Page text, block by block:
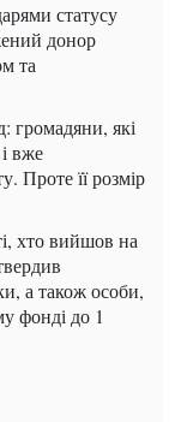
статусу
донор
та
громадяни, які
вже
Проте її розмір
хто вийшов на
а також особи,
фонді до 1